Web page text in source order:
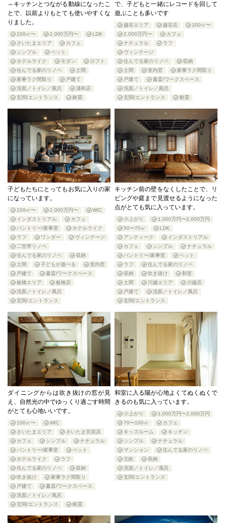
⇔キッチンとつながる動線になったこ
とで、以前よりもとても使いやすくな
りました。
100㎡〜 2,000万円〜
LDK
さいたまエリア
カフェ
シンプル
ペット
ホテルライク
モダン
ロフト
住んでる家のリノベ
土間
家事ラク間取り
戸建て
洗面／トイレ／風呂
浦和店
玄関/エントランス
耐震
で、子どもと一緒にレコードを回して
遊ぶことも多いです
越谷エリア 越谷店
100㎡〜
2,000万円〜
カフェ
ナチュラル
ラフ
ヴィンテージ
住んでる家のリノベ
収納
土間
室内窓
家事ラク間取り
戸建て
書斎/ワークスペース
洗面／トイレ／風呂
玄関/エントランス
耐震
子どもたちにとってもお気に入りの家
になっています。
100㎡〜 2,000万円〜
WIC
インダストリアル
カフェ
パントリー/家事室
ホテルライク
ラフ
ワンダー
ヴィンテージ
二世帯リノベ
住んでる家のリノベ
収納
土間
子どもが遊べる
室内窓
戸建て
書斎/ワークスペース
板橋エリア
板橋店
洗面／トイレ／風呂
玄関/エントランス
キッチン前の壁をなくしたことで、リ
ビングや庭まで見渡せるようになった
点がとても気に入っています。
小上がり
1,000万円〜2,000万円
50〜70㎡
LDK
アンティーク
インダストリアル
カフェ
シンプル
ナチュラル
パントリー/家事室
ペット
ラフ
住んでる家のリノベ
収納
吹き抜け
和室
土間
川越エリア
川越店
戸建て
洗面／トイレ／風呂
玄関/エントランス
ダイニングからは吹き抜けの窓が見
え、自然光の中でゆっくり過ごす時間
がとても心地いいです。
100㎡〜
WIC
さいたまエリア
さいたま宮原店
カフェ
シンプル
ナチュラル
パントリー/家事室
ペット
ホテルライク
ラフ
住んでる家のリノベ
収納
吹き抜け
家事ラク間取り
戸建て
書斎/ワークスペース
洗面／トイレ／風呂
玄関/エントランス
耐震
和室に入る陽が心地よくてぬくぬくで
きるのも気に入っています。
小上がり
1,000万円〜2,000万円
70〜100㎡
カフェ
キッズルーム
キッチン
シンプル
ナチュラル
マンション
住んでる家のリノベ
北欧
収納
洗面／トイレ／風呂
玄関/エントランス